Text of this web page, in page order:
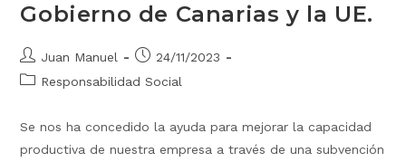
Gobierno de Canarias y la UE.
Juan Manuel
24/11/2023
Responsabilidad Social
Se nos ha concedido la ayuda para mejorar la capacidad
productiva de nuestra empresa a través de una subvención